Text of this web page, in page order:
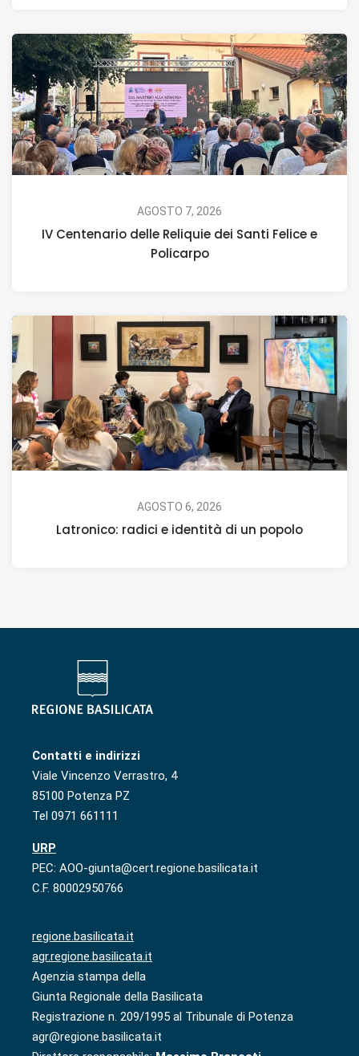
AGOSTO 7, 2026
IV Centenario delle Reliquie dei Santi Felice e
Policarpo
AGOSTO 6, 2026
Latronico: radici e identità di un popolo
Contatti e indirizzi
Viale Vincenzo Verrastro, 4
85100 Potenza PZ
Tel 0971 661111
URP
PEC: AOO-giunta@cert.regione.basilicata.it
C.F. 80002950766
regione.basilicata.it
agr.regione.basilicata.it
Agenzia stampa della
Giunta Regionale della Basilicata
Registrazione n. 209/1995 al Tribunale di Potenza
agr@regione.basilicata.it